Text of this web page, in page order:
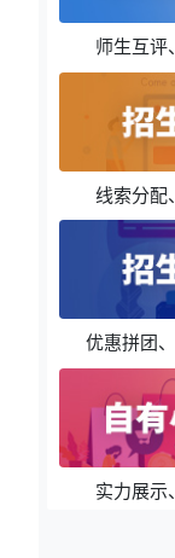
师生互评
线索分配
优惠拼团
实力展示